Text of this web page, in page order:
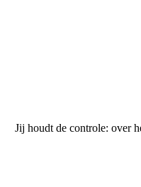
Jij houdt de controle: over